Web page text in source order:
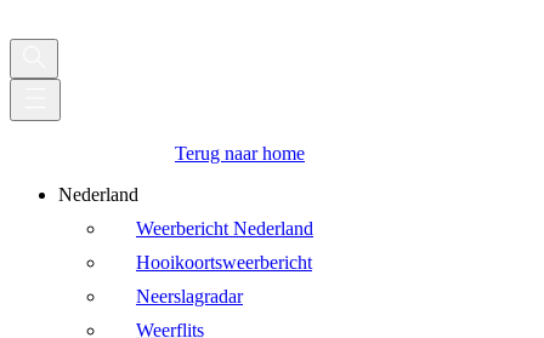
Terug naar home
Nederland
Weerbericht Nederland
Hooikoortsweerbericht
Neerslagradar
Weerflits